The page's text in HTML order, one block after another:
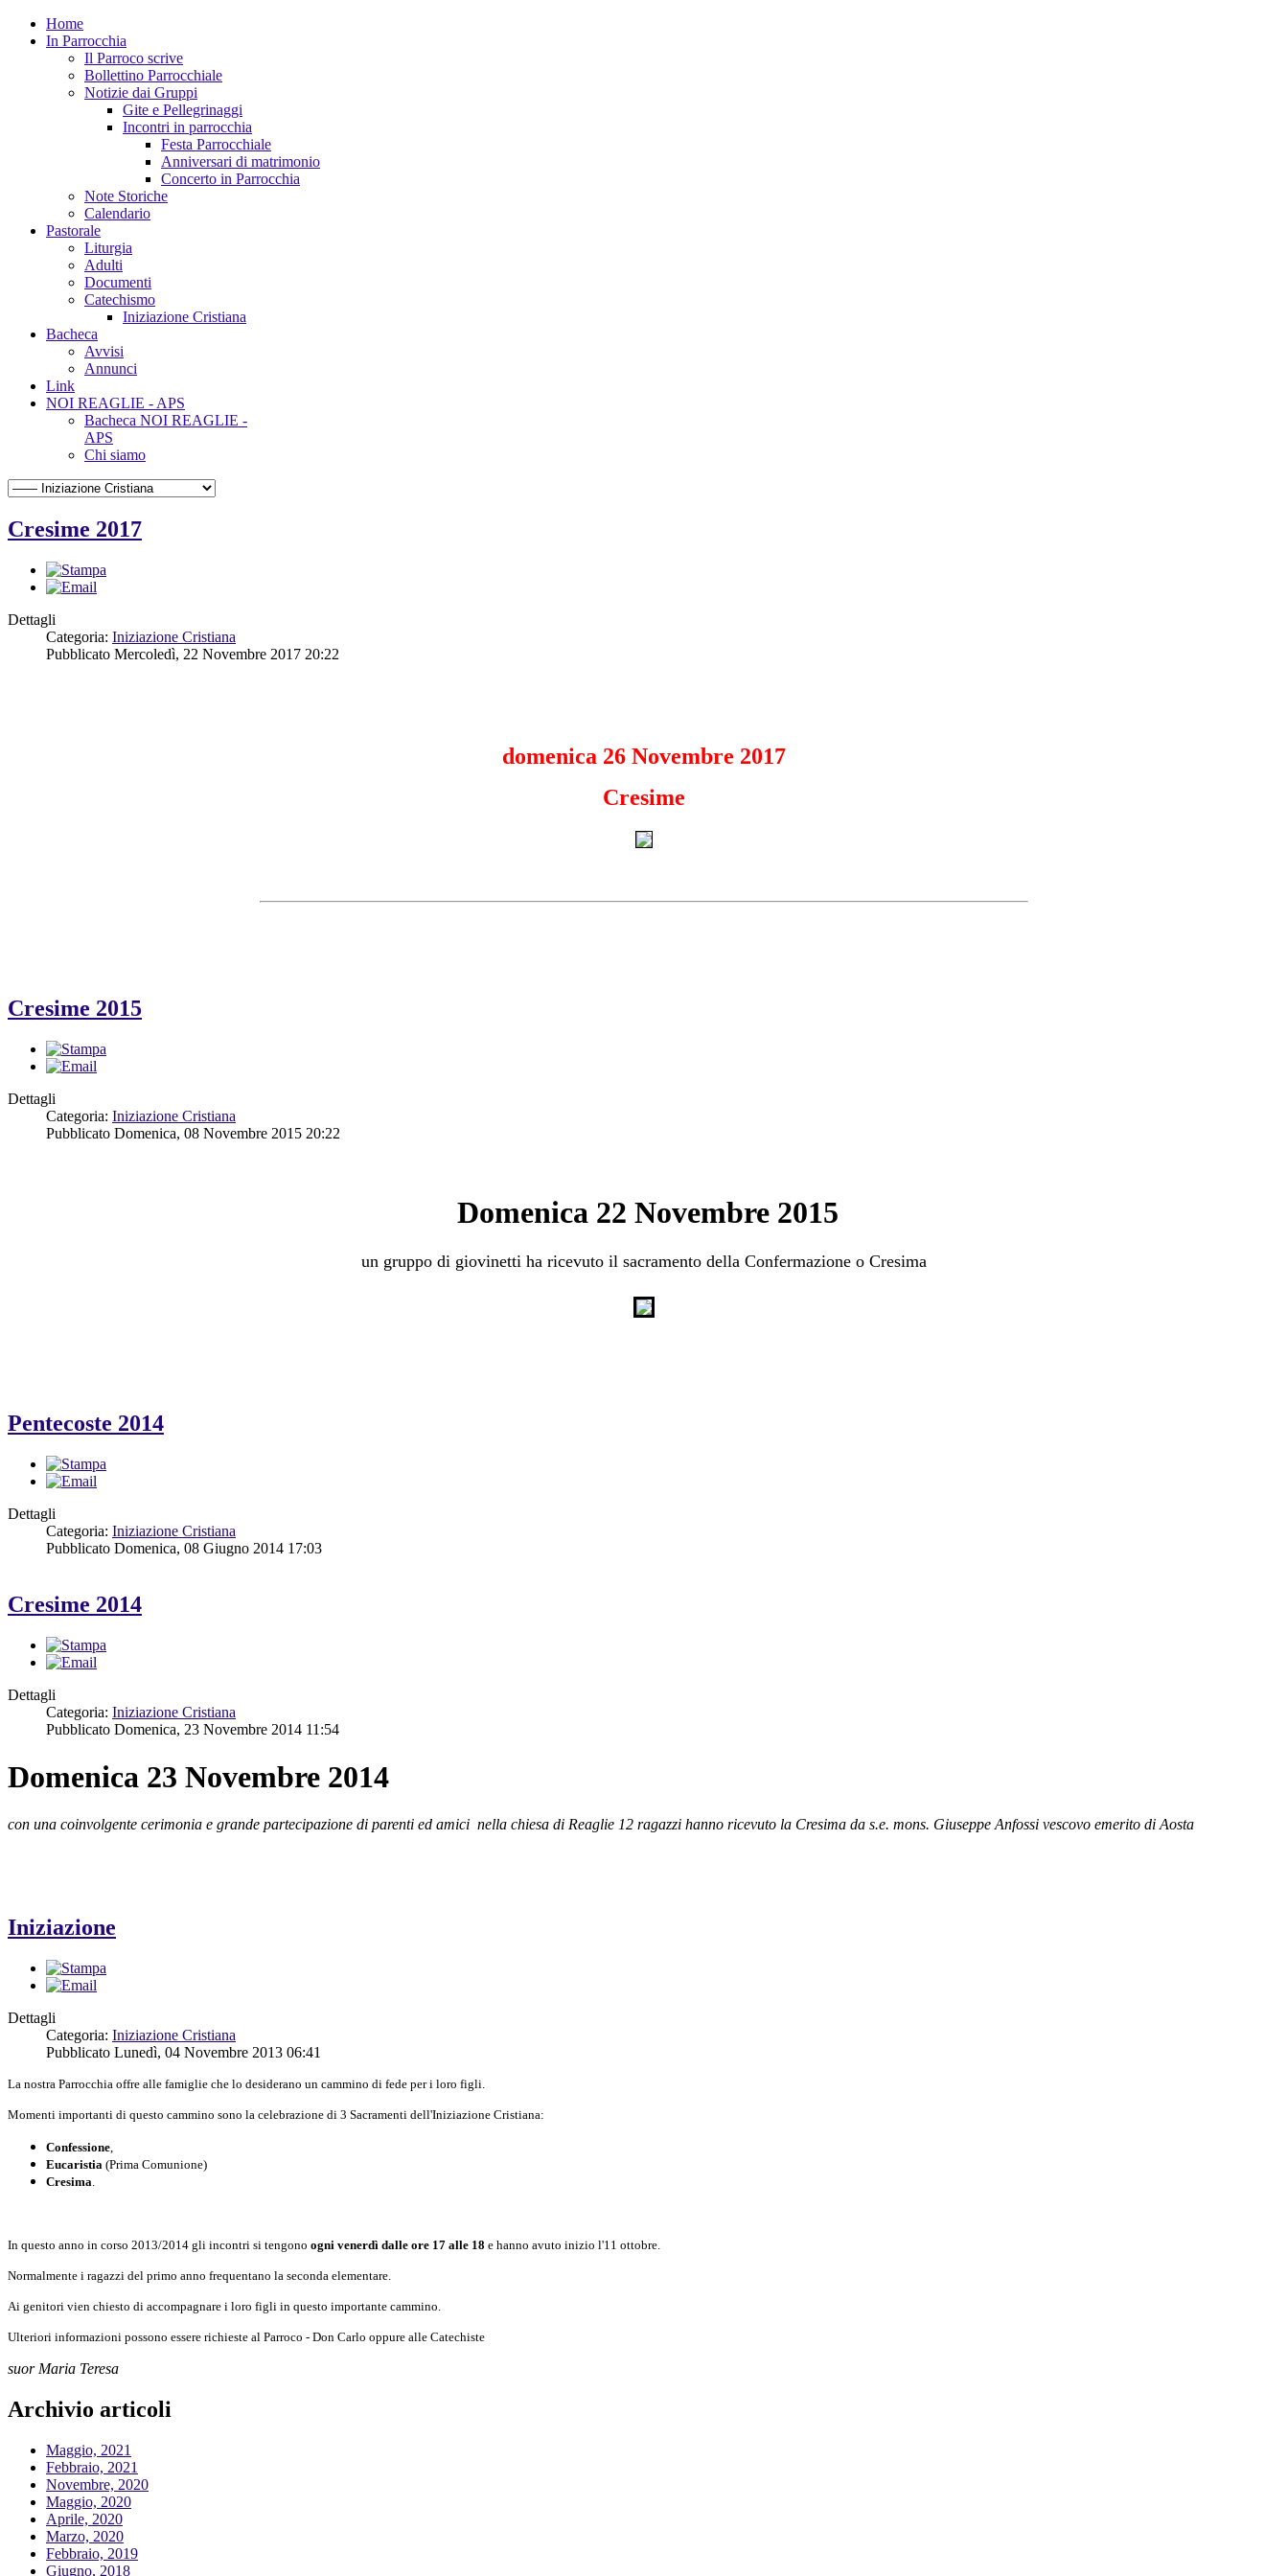
Home
In Parrocchia
Il Parroco scrive
Bollettino Parrocchiale
Notizie dai Gruppi
Gite e Pellegrinaggi
Incontri in parrocchia
Festa Parrocchiale
Anniversari di matrimonio
Concerto in Parrocchia
Note Storiche
Calendario
Pastorale
Liturgia
Adulti
Documenti
Catechismo
Iniziazione Cristiana
Bacheca
Avvisi
Annunci
Link
NOI REAGLIE - APS
Bacheca NOI REAGLIE -
APS
Chi siamo
Cresime 2017
Dettagli
Categoria: Iniziazione Cristiana
Pubblicato Mercoledì, 22 Novembre 2017 20:22
domenica 26 Novembre 2017
Cresime
Cresime 2015
Dettagli
Categoria: Iniziazione Cristiana
Pubblicato Domenica, 08 Novembre 2015 20:22
Domenica 22 Novembre 2015
un gruppo di giovinetti ha ricevuto il sacramento della Confermazione o Cresima
Pentecoste 2014
Dettagli
Categoria: Iniziazione Cristiana
Pubblicato Domenica, 08 Giugno 2014 17:03
Cresime 2014
Dettagli
Categoria: Iniziazione Cristiana
Pubblicato Domenica, 23 Novembre 2014 11:54
Domenica 23 Novembre 2014
con una coinvolgente cerimonia e grande partecipazione di parenti ed amici nella chiesa di Reaglie 12 ragazzi hanno ricevuto la Cresima da s.e. mons. Giuseppe Anfossi vescovo emerito di Aosta
Iniziazione
Dettagli
Categoria: Iniziazione Cristiana
Pubblicato Lunedì, 04 Novembre 2013 06:41
La nostra Parrocchia offre alle famiglie che lo desiderano un cammino di fede per i loro figli.
Momenti importanti di questo cammino sono la celebrazione di 3 Sacramenti dell'Iniziazione Cristiana:
Confessione
Eucaristia (Prima Comunione)
Cresima
In questo anno in corso 2013/2014 gli incontri si tengono ogni venerdì dalle ore 17 alle 18 e hanno avuto inizio l'11 ottobre.
Normalmente i ragazzi del primo anno frequentano la seconda elementare.
Ai genitori vien chiesto di accompagnare i loro figli in questo importante cammino.
Ulteriori informazioni possono essere richieste al Parroco - Don Carlo oppure alle Catechiste
suor Maria Teresa
Archivio articoli
Maggio, 2021
Febbraio, 2021
Novembre, 2020
Maggio, 2020
Aprile, 2020
Marzo, 2020
Febbraio, 2019
Giugno, 2018